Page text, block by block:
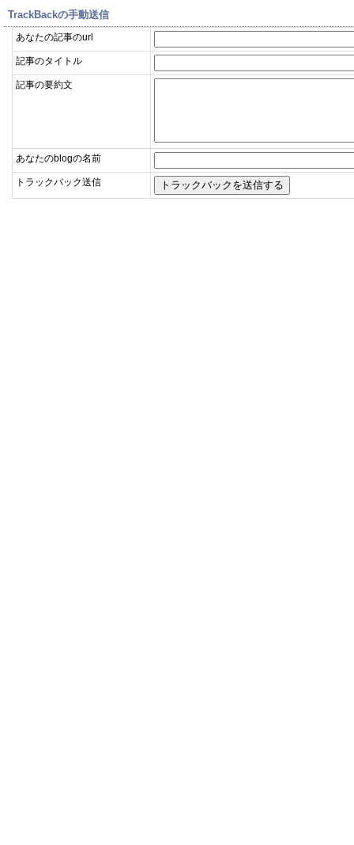
TrackBackの手動送信
あなたの記事のurl
記事のタイトル
記事の要約文
あなたのblogの名前
トラックバック送信